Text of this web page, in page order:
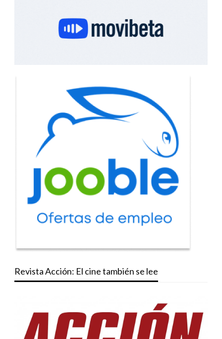
Revista Acción: El cine también se lee